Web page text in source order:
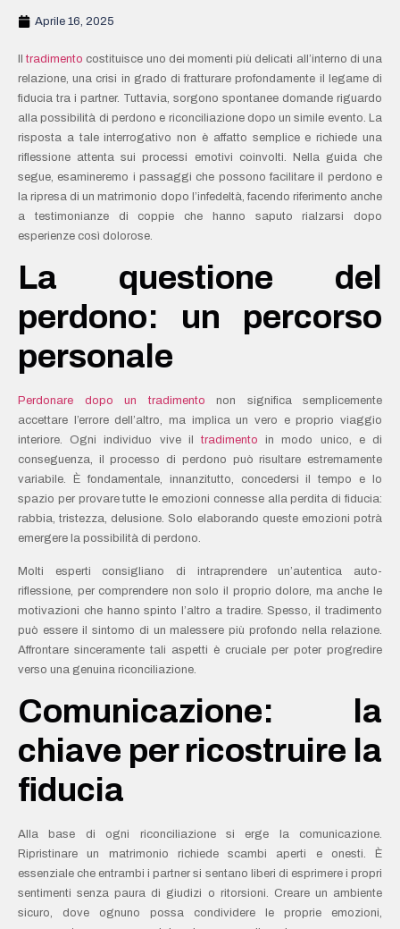
Aprile 16, 2025
Iltradimentocostituisce uno dei momenti più delicati all’interno di una
relazione, una crisi in grado di fratturare profondamente il legame di
fiducia tra i partner. Tuttavia, sorgono spontanee domande riguardo
alla possibilità di perdono e riconciliazione dopo un simile evento. La
risposta a tale interrogativo non è affatto semplice e richiede una
riflessione attenta sui processi emotivi coinvolti. Nella guida che
segue, esamineremo i passaggi che possono facilitare il perdono e
la ripresa di un matrimonio dopo l’infedeltà, facendo riferimento anche
a testimonianze di coppie che hanno saputo rialzarsi dopo
esperienze così dolorose.
La questione del
perdono: un percorso
personale
Perdonare dopo un tradimento non significa semplicemente
accettare l’errore dell’altro, ma implica un vero e proprio viaggio
interiore. Ogni individuo vive il tradimento in modo unico, e di
conseguenza, il processo di perdono può risultare estremamente
variabile. È fondamentale, innanzitutto, concedersi il tempo e lo
spazio per provare tutte le emozioni connesse alla perdita di fiducia:
rabbia, tristezza, delusione. Solo elaborando queste emozioni potrà
emergere la possibilità di perdono.
Molti esperti consigliano di intraprendere un’autentica auto-
riflessione, per comprendere non solo il proprio dolore, ma anche le
motivazioni che hanno spinto l’altro a tradire. Spesso, il tradimento
può essere il sintomo di un malessere più profondo nella relazione.
Affrontare sinceramente tali aspetti è cruciale per poter progredire
verso una genuina riconciliazione.
Comunicazione: la
chiave per ricostruire la
fiducia
Alla base di ogni riconciliazione si erge la comunicazione.
Ripristinare un matrimonio richiede scambi aperti e onesti. È
essenziale che entrambi i partner si sentano liberi di esprimere i propri
sentimenti senza paura di giudizi o ritorsioni. Creare un ambiente
sicuro, dove ognuno possa condividere le proprie emozioni,